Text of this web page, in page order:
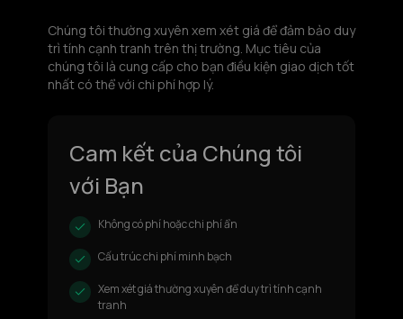
Chúng tôi thường xuyên xem xét giá để đảm bảo duy
trì tính cạnh tranh trên thị trường. Mục tiêu của
chúng tôi là cung cấp cho bạn điều kiện giao dịch tốt
nhất có thể với chi phí hợp lý.
Cam kết của Chúng tôi
với Bạn
Không có phí hoặc chi phí ẩn
Cấu trúc chi phí minh bạch
Xem xét giá thường xuyên để duy trì tính cạnh
tranh